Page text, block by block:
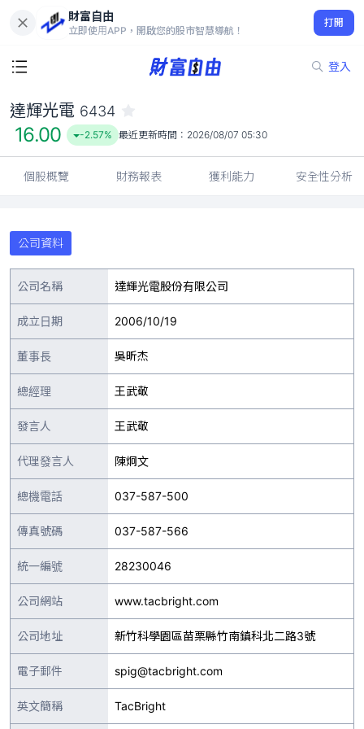
財富自由
立即使用APP，開啟您的股市智慧導航！
打開
登入
16.00
-2.57%
達輝光電 6434
16.00 -2.57% 最近更新時間： 2026/08/07 05:30
個股概覽 財務報表 獲利能力 安全性分析
公司資料
公司名稱 達輝光電股份有限公司
成立日期 2006/10/19
董事長 吳昕杰
總經理 王武敬
發言人 王武敬
代理發言人 陳炯文
總機電話 037-587-500
傳真號碼 037-587-566
統一編號 28230046
公司網站 www.tacbright.com
公司地址 新竹科學園區苗栗縣竹南鎮科北二路3號
電子郵件 spig@tacbright.com
英文簡稱 TacBright